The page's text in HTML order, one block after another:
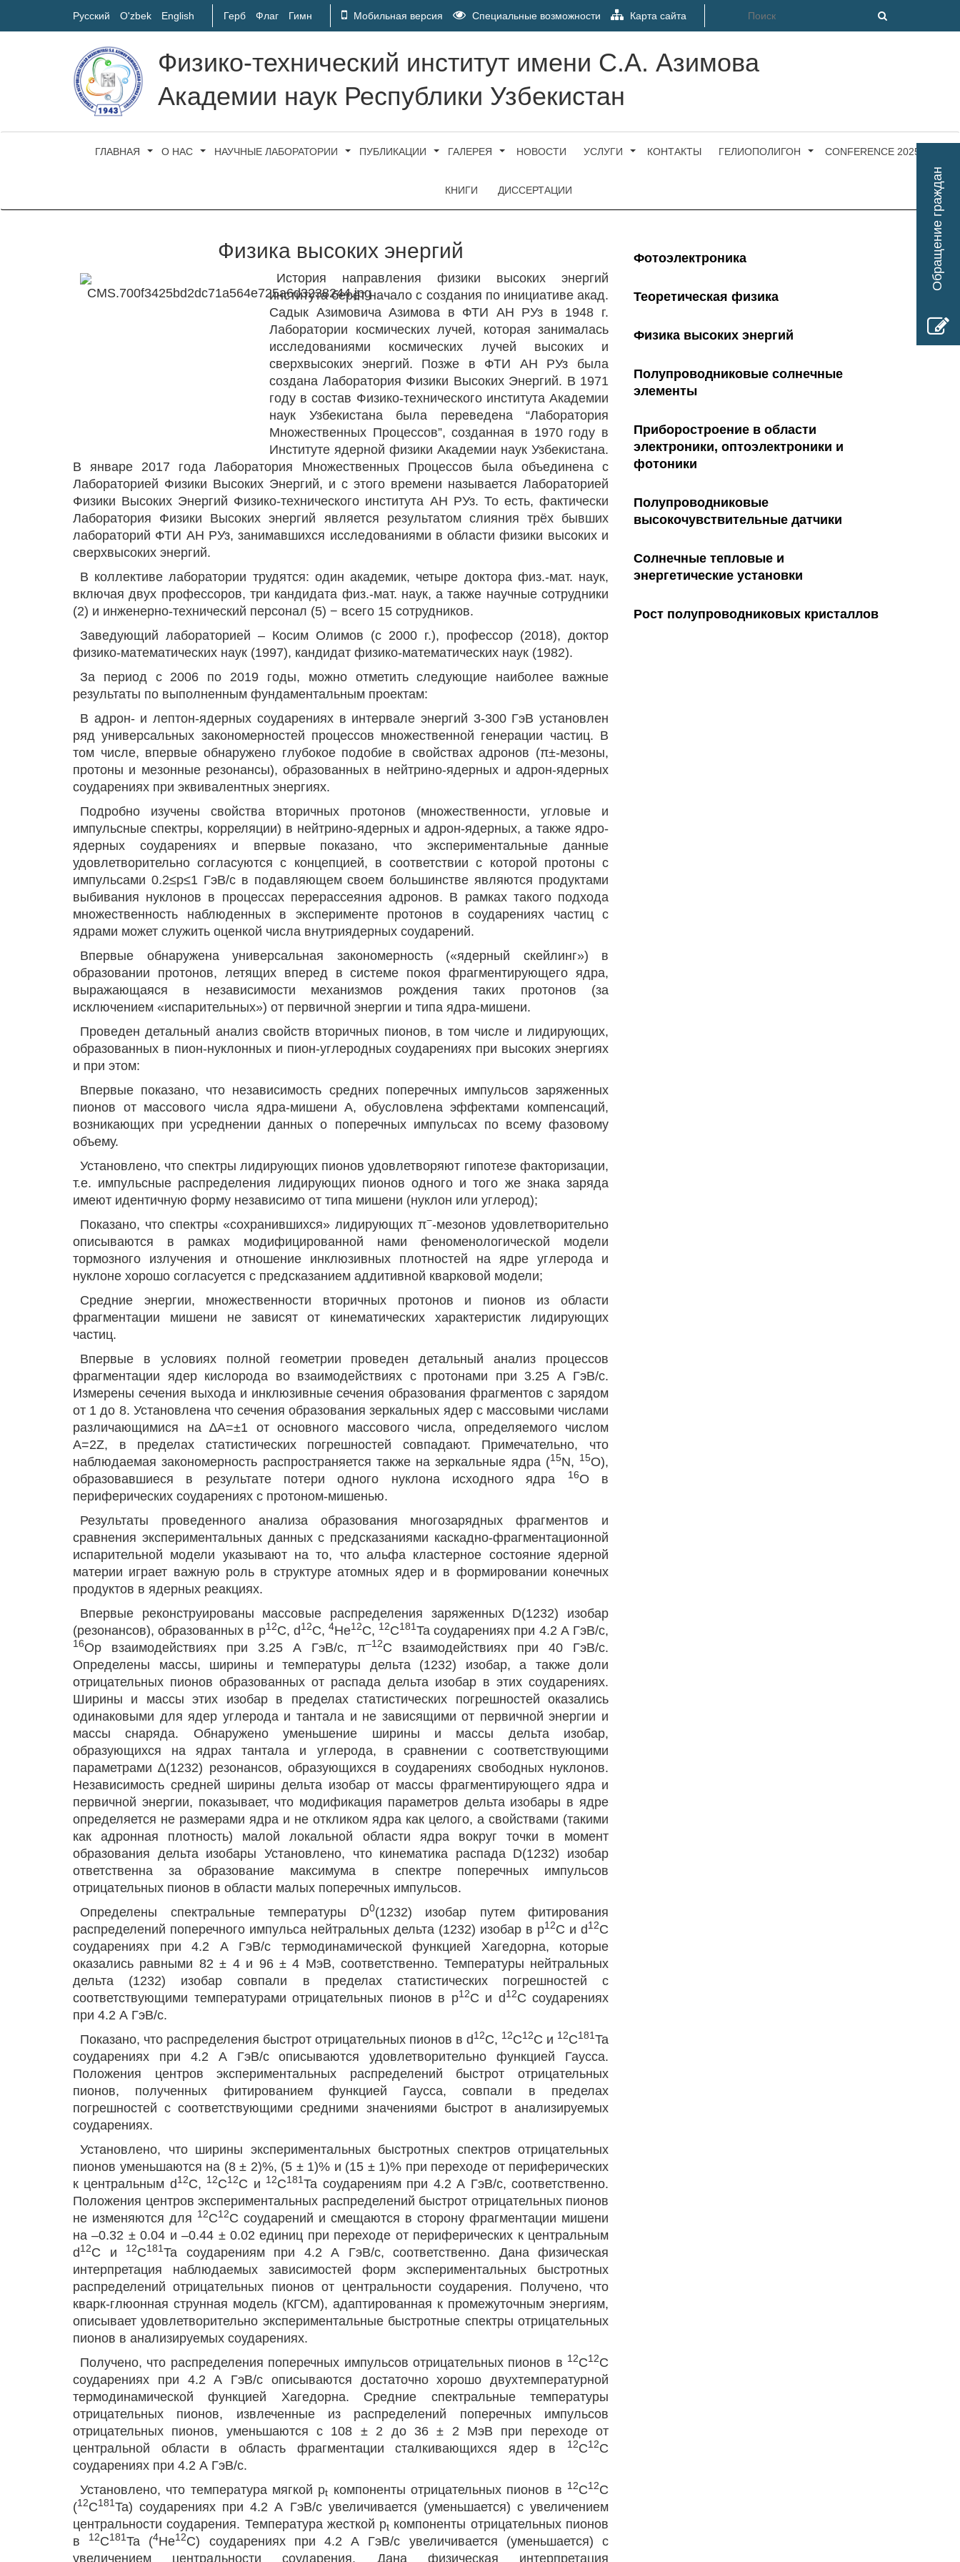
Обращение граждан
Русский O'zbek English Герб Флаг Гимн Мобильная версия Специальные возможности Карта сайта
Физико-технический институт имени С.А. Азимова
Академии наук Республики Узбекистан
ГЛАВНАЯ О НАС НАУЧНЫЕ ЛАБОРАТОРИИ ПУБЛИКАЦИИ ГАЛЕРЕЯ НОВОСТИ УСЛУГИ КОНТАКТЫ ГЕЛИОПОЛИГОН CONFERENCE 2025
КНИГИ ДИССЕРТАЦИИ
Физика высоких энергий
История направления физики высоких энергий
института берёт начало с создания по инициативе акад.
Садык Азимовича Азимова в ФТИ АН РУз в 1948 г.
Лаборатории космических лучей, которая занималась
исследованиями космических лучей высоких и
сверхвысоких энергий. Позже в ФТИ АН РУз была
создана Лаборатория Физики Высоких Энергий. В 1971
году в состав Физико-технического института Академии
наук Узбекистана была переведена “Лаборатория
Множественных Процессов”, созданная в 1970 году в
Институте ядерной физики Академии наук Узбекистана.
В январе 2017 года Лаборатория Множественных Процессов была объединена с
Лабораторией Физики Высоких Энергий, и с этого времени называется Лабораторией
Физики Высоких Энергий Физико-технического института АН РУз. То есть, фактически
Лаборатория Физики Высоких энергий является результатом слияния трёх бывших
лабораторий ФТИ АН РУз, занимавшихся исследованиями в области физики высоких и
сверхвысоких энергий.
В коллективе лаборатории трудятся: один академик, четыре доктора физ.-мат. наук,
включая двух профессоров, три кандидата физ.-мат. наук, а также научные сотрудники
(2) и инженерно-технический персонал (5) − всего 15 сотрудников.
Заведующий лабораторией – Косим Олимов (с 2000 г.), профессор (2018), доктор
физико-математических наук (1997), кандидат физико-математических наук (1982).
За период с 2006 по 2019 годы, можно отметить следующие наиболее важные
результаты по выполненным фундаментальным проектам:
В адрон- и лептон-ядерных соударениях в интервале энергий 3-300 ГэВ установлен
ряд универсальных закономерностей процессов множественной генерации частиц. В
том числе, впервые обнаружено глубокое подобие в свойствах адронов (π±-мезоны,
протоны и мезонные резонансы), образованных в нейтрино-ядерных и адрон-ядерных
соударениях при эквивалентных энергиях.
Подробно изучены свойства вторичных протонов (множественности, угловые и
импульсные спектры, корреляции) в нейтрино-ядерных и адрон-ядерных, а также ядро-
ядерных соударениях и впервые показано, что экспериментальные данные
удовлетворительно согласуются с концепцией, в соответствии с которой протоны с
импульсами 0.2≤р≤1 ГэВ/с в подавляющем своем большинстве являются продуктами
выбивания нуклонов в процессах перерассеяния адронов. В рамках такого подхода
множественность наблюденных в эксперименте протонов в соударениях частиц с
ядрами может служить оценкой числа внутриядерных соударений.
Впервые обнаружена универсальная закономерность («ядерный скейлинг») в
образовании протонов, летящих вперед в системе покоя фрагментирующего ядра,
выражающаяся в независимости механизмов рождения таких протонов (за
исключением «испарительных») от первичной энергии и типа ядра-мишени.
Проведен детальный анализ свойств вторичных пионов, в том числе и лидирующих,
образованных в пион-нуклонных и пион-углеродных соударениях при высоких энергиях
и при этом:
Впервые показано, что независимость средних поперечных импульсов заряженных
пионов от массового числа ядра-мишени А, обусловлена эффектами компенсаций,
возникающих при усреднении данных о поперечных импульсах по всему фазовому
объему.
Установлено, что спектры лидирующих пионов удовлетворяют гипотезе факторизации,
т.е. импульсные распределения лидирующих пионов одного и того же знака заряда
имеют идентичную форму независимо от типа мишени (нуклон или углерод);
Показано, что спектры «сохранившихся» лидирующих π−-мезонов удовлетворительно
описываются в рамках модифицированной нами феноменологической модели
тормозного излучения и отношение инклюзивных плотностей на ядре углерода и
нуклоне хорошо согласуется с предсказанием аддитивной кварковой модели;
Средние энергии, множественности вторичных протонов и пионов из области
фрагментации мишени не зависят от кинематических характеристик лидирующих
частиц.
Впервые в условиях полной геометрии проведен детальный анализ процессов
фрагментации ядер кислорода во взаимодействиях с протонами при 3.25 А ГэВ/с.
Измерены сечения выхода и инклюзивные сечения образования фрагментов с зарядом
от 1 до 8. Установлена что сечения образования зеркальных ядер с массовыми числами
различающимися на ∆А=±1 от основного массового числа, определяемого числом
А=2Z, в пределах статистических погрешностей совпадают. Примечательно, что
наблюдаемая закономерность распространяется также на зеркальные ядра (15N, 15O),
образовавшиеся в результате потери одного нуклона исходного ядра
16О в
периферических соударениях с протоном-мишенью.
Результаты проведенного анализа образования многозарядных фрагментов и
сравнения экспериментальных данных с предсказаниями каскадно-фрагментационной
испарительной модели указывают на то, что альфа кластерное состояние ядерной
материи играет важную роль в структуре атомных ядер и в формировании конечных
продуктов в ядерных реакциях.
Впервые реконструированы массовые распределения заряженных D(1232) изобар
(резонансов), образованных в p12C, d 12C, 4He12C, 12C181Ta соударениях при 4.2 А ГэВ/с,
16Op взаимодействиях при 3.25 А ГэВ/с, π–12С взаимодействиях при 40 ГэВ/с.
Определены массы, ширины и температуры дельта (1232) изобар, а также доли
отрицательных пионов образованных от распада дельта изобар в этих соударениях.
Ширины и массы этих изобар в пределах статистических погрешностей оказались
одинаковыми для ядер углерода и тантала и не зависящими от первичной энергии и
массы снаряда. Обнаружено уменьшение ширины и массы дельта изобар,
образующихся на ядрах тантала и углерода, в сравнении с соответствующими
параметрами ∆(1232) резонансов, образующихся в соударениях свободных нуклонов.
Независимость средней ширины дельта изобар от массы фрагментирующего ядра и
первичной энергии, показывает, что модификация параметров дельта изобары в ядре
определяется не размерами ядра и не откликом ядра как целого, а свойствами (такими
как адронная плотность) малой локальной области ядра вокруг точки в момент
образования дельта изобары Установлено, что кинематика распада D(1232) изобар
ответственна за образование максимума в спектре поперечных импульсов
отрицательных пионов в области малых поперечных импульсов.
Определены спектральные температуры D0(1232) изобар путем фитирования
распределений поперечного импульса нейтральных дельта (1232) изобар в p12C и d 12C
соударениях при 4.2 А ГэВ/с термодинамической функцией Хагедорна, которые
оказались равными 82 ± 4 и 96 ± 4 МэВ, соответственно. Температуры нейтральных
дельта (1232) изобар совпали в пределах статистических погрешностей с
соответствующими температурами отрицательных пионов в p12C и d 12C соударениях
при 4.2 А ГэВ/с.
Показано, что распределения быстрот отрицательных пионов в d 12C, 12C12C и 12C181Ta
соударениях при 4.2 А ГэВ/с описываются удовлетворительно функцией Гаусса.
Положения центров экспериментальных распределений быстрот отрицательных
пионов, полученных фитированием функцией Гаусса, совпали в пределах
погрешностей с соответствующими средними значениями быстрот в анализируемых
соударениях.
Установлено, что ширины экспериментальных быстротных спектров отрицательных
пионов уменьшаются на (8 ± 2)%, (5 ± 1)% и (15 ± 1)% при переходе от периферических
к центральным d 12C, 12C12C и 12C181Ta соударениям при 4.2 А ГэВ/с, соответственно.
Положения центров экспериментальных распределений быстрот отрицательных пионов
не изменяются для 12C12C соударений и смещаются в сторону фрагментации мишени
на –0.32 ± 0.04 и –0.44 ± 0.02 единиц при переходе от периферических к центральным
d 12C и 12C181Ta соударениям при 4.2 А ГэВ/с, соответственно. Дана физическая
интерпретация наблюдаемых зависимостей форм экспериментальных быстротных
распределений отрицательных пионов от центральности соударения. Получено, что
кварк-глюонная струнная модель (КГСМ), адаптированная к промежуточным энергиям,
описывает удовлетворительно экспериментальные быстротные спектры отрицательных
пионов в анализируемых соударениях.
Получено, что распределения поперечных импульсов отрицательных пионов в 12C12C
соударениях при 4.2 А ГэВ/с описываются достаточно хорошо двухтемпературной
термодинамической функцией Хагедорна. Средние спектральные температуры
отрицательных пионов, извлеченные из распределений поперечных импульсов
отрицательных пионов, уменьшаются с 108 ± 2 до 36 ± 2 МэВ при переходе от
центральной области в область фрагментации сталкивающихся ядер в
12C12C
соударениях при 4.2 А ГэВ/с.
Установлено, что температура мягкой pt компоненты отрицательных пионов в 12C12C
(12C181Ta) соударениях при 4.2 А ГэВ/с увеличивается (уменьшается) с увеличением
центральности соударения. Температура жесткой pt компоненты отрицательных пионов
в
12C181Ta (4He12C) соударениях при 4.2 А ГэВ/с увеличивается (уменьшается) с
увеличением центральности соударения. Дана физическая интерпретация
Фотоэлектроника
Теоретическая физика
Физика высоких энергий
Полупроводниковые солнечные
элементы
Приборостроение в области
электроники, оптоэлектроники и
фотоники
Полупроводниковые
высокочувствительные датчики
Солнечные тепловые и
энергетические установки
Рост полупроводниковых кристаллов